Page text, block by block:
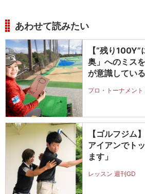
あわせて読みたい
【“残り
奥」へのミス
が意識してい
プロ・トーナメン
【ゴルフジム
アイアンでト
ます」
レッスン 週刊GD